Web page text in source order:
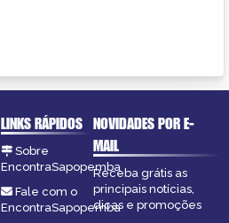
LINKS RÁPIDOS
Sobre
EncontraSapopemba
Fale com o
EncontraSapopemba
NOVIDADES POR E-
MAIL
Receba grátis as
principais notícias,
dicas e promoções